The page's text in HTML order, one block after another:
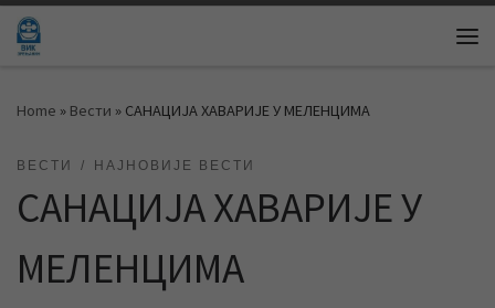
Skip to content
Home » Вести » САНАЦИЈА ХАВАРИЈЕ У МЕЛЕНЦИМА
ВЕСТИ НАЈНОВИЈЕ ВЕСТИ
САНАЦИЈА ХАВАРИЈЕ У
МЕЛЕНЦИМА